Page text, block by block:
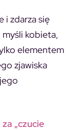
i zdarza się
myśli kobieta,
elementem
zjawiska
„czucie